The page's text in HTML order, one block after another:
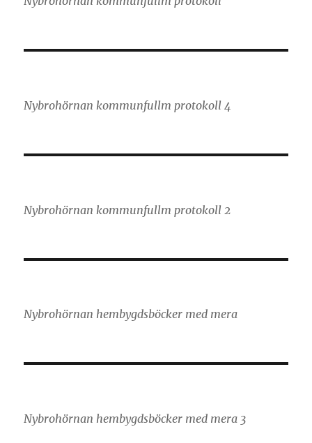
Nybrohörnan kommunfullm protokoll 4
Nybrohörnan kommunfullm protokoll 2
Nybrohörnan hembygdsböcker med mera
Nybrohörnan hembygdsböcker med mera 3